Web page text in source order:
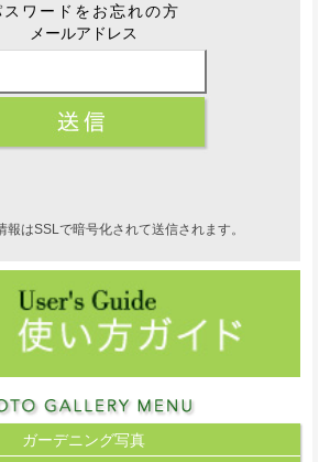
スワードをお忘れの方
メールアドレス
報はSSLで暗号化されて送信されます。
ガーデニング写真